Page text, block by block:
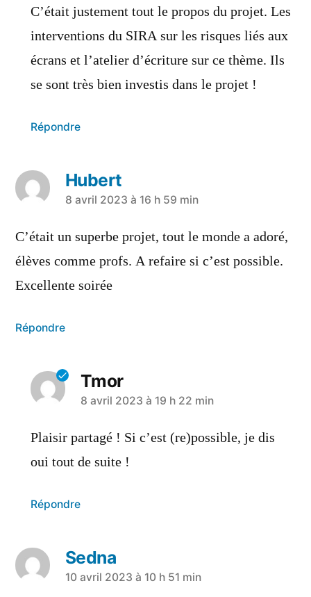
C’était justement tout le propos du projet. Les
interventions du SIRA sur les risques liés aux
écrans et l’atelier d’écriture sur ce thème. Ils
se sont très bien investis dans le projet !
Répondre
Hubert
8 avril 2023 à 16 h 59 min
C’était un superbe projet, tout le monde a adoré,
élèves comme profs. A refaire si c’est possible.
Excellente soirée
Répondre
Tmor
8 avril 2023 à 19 h 22 min
Plaisir partagé ! Si c’est (re)possible, je dis
oui tout de suite !
Répondre
Sedna
10 avril 2023 à 10 h 51 min